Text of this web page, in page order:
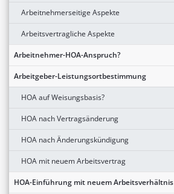
Arbeitnehmerseitige Aspekte
Arbeitsvertragliche Aspekte
Arbeitnehmer-HOA-Anspruch?
Arbeitgeber-Leistungsortbestimmung
HOA auf Weisungsbasis?
HOA nach Vertragsänderung
HOA nach Änderungskündigung
HOA mit neuem Arbeitsvertrag
HOA-Einführung mit neuem Arbeitsverhältnis